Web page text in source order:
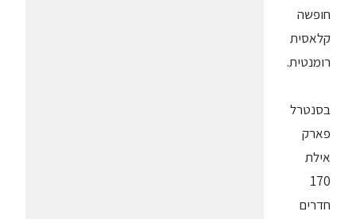
חופשה
קלאסית
רומנטית.
בסנטרל
פארק
אילת
170
חדרים